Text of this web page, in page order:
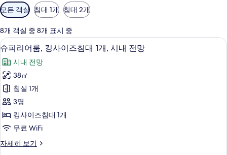
객
실
에
사
용
가
능
한
필
터
모든 객실 침대 1개 침대 2개
8개 객실 중 8개 표시 중
슈
피
리
어
룸,
킹
사
이
즈
슈피리어룸, 킹사이즈침대 1개, 시내
8
슈피리어룸, 킹사이즈침대 1개, 시내 전망
시내 전망
38㎡
침실 1개
3명
킹사이즈침대 1개
무료 WiFi
자세히 보기
슈